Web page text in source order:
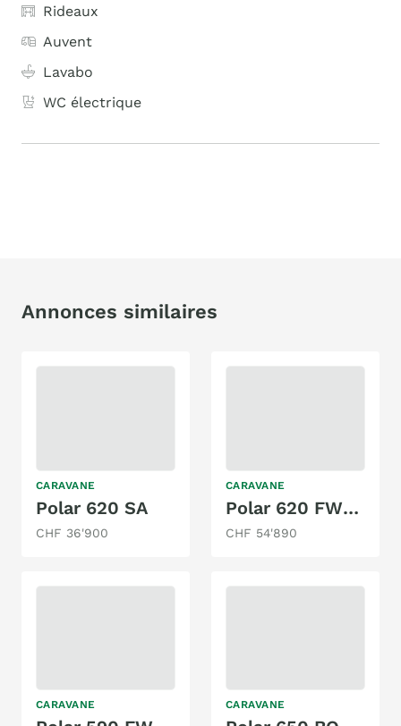
Rideaux
Auvent
Lavabo
WC électrique
Annonces similaires
CARAVANE
Polar 620 SA
CHF 36'900
CARAVANE
Polar 620 FWCA Blueline
CHF 54'890
CARAVANE CARAVANE